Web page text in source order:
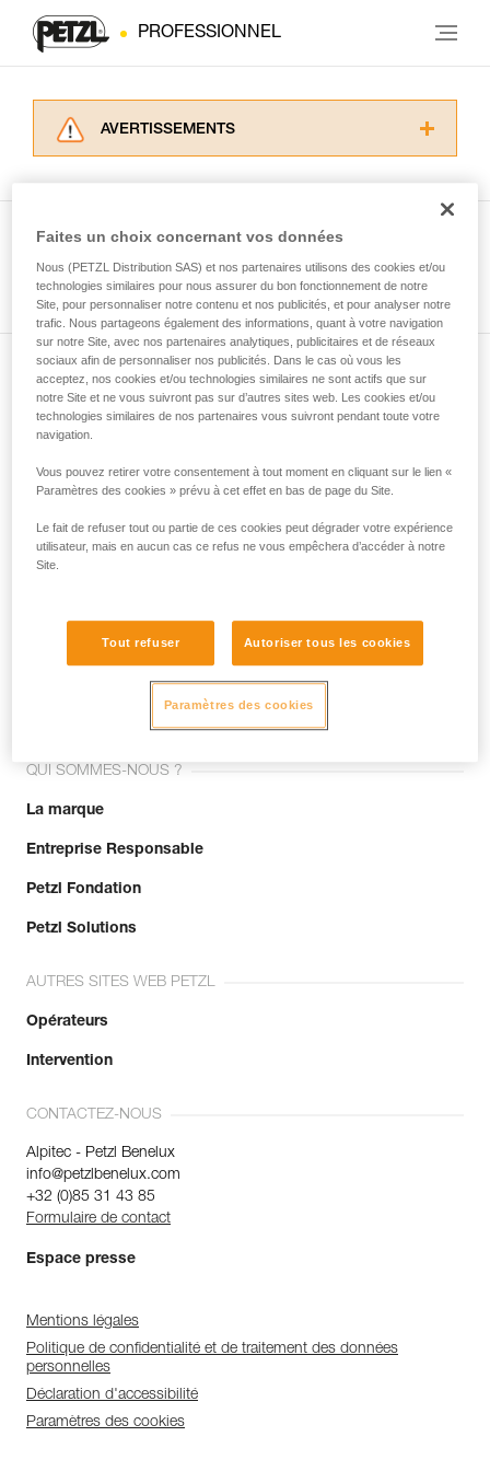
PROFESSIONNEL
AVERTISSEMENTS
informations de la notice technique pour
d’informations.
Maîtriser ces techniques nécessite une
formation et un entraînement spécifique. Validez
avec un professionnel votre capacité à refaire
la manipulation, seul, en toute sécurité, avant
de la reproduire en autonomie.
Nous donnons des exemples de techniques
Voir tous les conseils
Abonnez-vous à la newsletter
et restez connecté à notre actualité
Email *
Rejoignez la communauté !
QUI SOMMES-NOUS ?
La marque
Entreprise Responsable
Petzl Fondation
Petzl Solutions
AUTRES SITES WEB PETZL
Opérateurs
Intervention
CONTACTEZ-NOUS
Alpitec - Petzl Benelux
info@petzlbenelux.com
+32 (0)85 31 43 85
Formulaire de contact
Espace presse
Mentions légales
Politique de confidentialité et de traitement des données
personnelles
Déclaration d'accessibilité
Paramètres des cookies
Faites un choix concernant vos données
Nous (PETZL Distribution SAS) et nos partenaires utilisons des cookies et/ou
technologies similaires pour nous assurer du bon fonctionnement de notre
Site, pour personnaliser notre contenu et nos publicités, et pour analyser notre
trafic. Nous partageons également des informations, quant à votre navigation
sur notre Site, avec nos partenaires analytiques, publicitaires et de réseaux
sociaux afin de personnaliser nos publicités. Dans le cas où vous les
acceptez, nos cookies et/ou technologies similaires ne sont actifs que sur
notre Site et ne vous suivront pas sur d’autres sites web. Les cookies et/ou
technologies similaires de nos partenaires vous suivront pendant toute votre
navigation.
Vous pouvez retirer votre consentement à tout moment en cliquant sur le lien «
Paramètres des cookies » prévu à cet effet en bas de page du Site.
Le fait de refuser tout ou partie de ces cookies peut dégrader votre expérience
utilisateur, mais en aucun cas ce refus ne vous empêchera d’accéder à notre
Site.
Tout refuser Autoriser tous les cookies
Paramètres des cookies